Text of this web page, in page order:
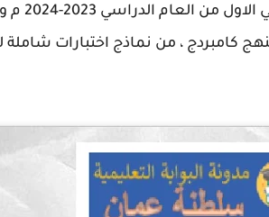
اختبار
كامبردج ، من نماذج اختبارات شاملة